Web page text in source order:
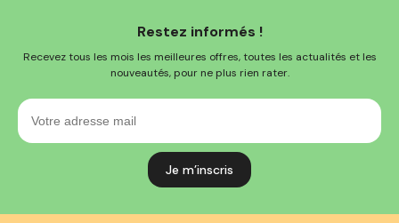
Restez informés !
Recevez tous les mois les meilleures offres, toutes les actualités et les
nouveautés, pour ne plus rien rater.
Votre
adresse
mail